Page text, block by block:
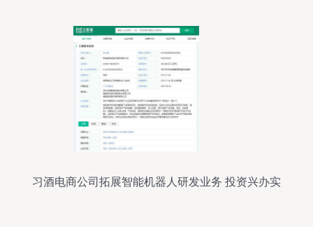
习酒电商公司拓展智能机器人研发业务 投资兴办实